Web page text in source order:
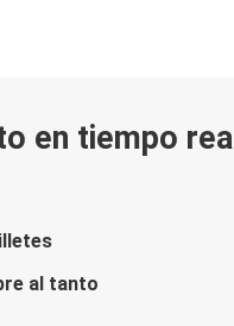
en tiempo real
al tanto